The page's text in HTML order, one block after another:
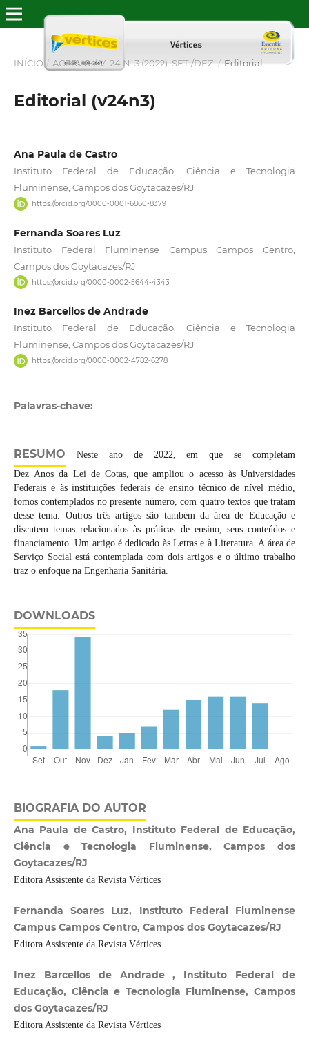
INÍCIO / ACERVO / V. 24 N. 3 (2022): SET./DEZ. / Editorial
Editorial (v24n3)
Ana Paula de Castro
Instituto Federal de Educação, Ciência e Tecnologia
Fluminense, Campos dos Goytacazes/RJ
https://orcid.org/0000-0001-6860-8379
Fernanda Soares Luz
Instituto Federal Fluminense Campus Campos Centro,
Campos dos Goytacazes/RJ
https://orcid.org/0000-0002-5644-4343
Inez Barcellos de Andrade
Instituto Federal de Educação, Ciência e Tecnologia
Fluminense, Campos dos Goytacazes/RJ
https://orcid.org/0000-0002-4782-6278
Palavras-chave:
RESUMO Neste ano de 2022, em que se completam
Dez Anos da Lei de Cotas, que ampliou o acesso às Universidades
Federais e às instituições federais de ensino técnico de nível médio,
fomos contemplados no presente número, com quatro textos que tratam
desse tema. Outros três artigos são também da área de Educação e
discutem temas relacionados às práticas de ensino, seus conteúdos e
financiamento. Um artigo é dedicado às Letras e à Literatura. A área de
Serviço Social está contemplada com dois artigos e o último trabalho
traz o enfoque na Engenharia Sanitária.
DOWNLOADS
BIOGRAFIA DO AUTOR
Ana Paula de Castro, Instituto Federal de Educação,
Ciência e Tecnologia Fluminense, Campos dos
Goytacazes/RJ
Editora Assistente da Revista Vértices
Fernanda Soares Luz, Instituto Federal Fluminense
Campus Campos Centro, Campos dos Goytacazes/RJ
Editora Assistente da Revista Vértices
Inez Barcellos de Andrade , Instituto Federal de
Educação, Ciência e Tecnologia Fluminense, Campos
dos Goytacazes/RJ
Editora Assistente da Revista Vértices